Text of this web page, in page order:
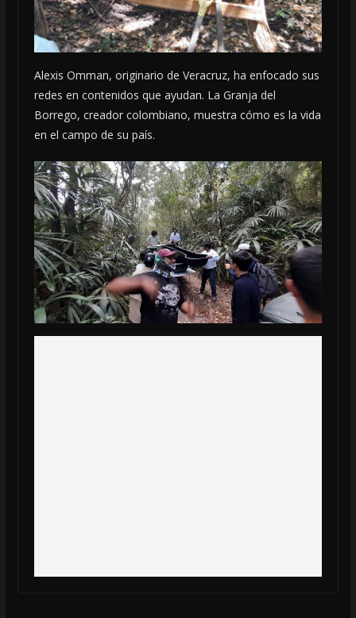
Alexis Omman, originario de Veracruz, ha enfocado sus
redes en contenidos que ayudan. La Granja del
Borrego, creador colombiano, muestra cómo es la vida
en el campo de su país.